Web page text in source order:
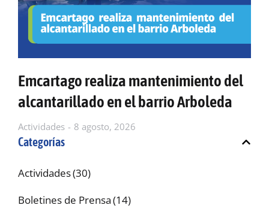
Emcartago realiza mantenimiento del
alcantarillado en el barrio Arboleda
Actividades 8 agosto, 2026
Categorías
Actividades(30)
Boletines de Prensa(14)